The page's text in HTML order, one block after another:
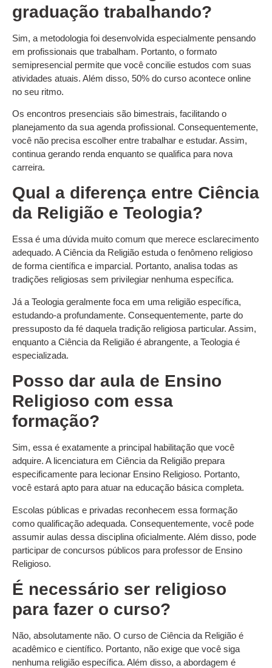
graduação trabalhando?
Sim, a metodologia foi desenvolvida especialmente pensando
em profissionais que trabalham. Portanto, o formato
semipresencial permite que você concilie estudos com suas
atividades atuais. Além disso, 50% do curso acontece online
no seu ritmo.
Os encontros presenciais são bimestrais, facilitando o
planejamento da sua agenda profissional. Consequentemente,
você não precisa escolher entre trabalhar e estudar. Assim,
continua gerando renda enquanto se qualifica para nova
carreira.
Qual a diferença entre Ciência
da Religião e Teologia?
Essa é uma dúvida muito comum que merece esclarecimento
adequado. A Ciência da Religião estuda o fenômeno religioso
de forma científica e imparcial. Portanto, analisa todas as
tradições religiosas sem privilegiar nenhuma específica.
Já a Teologia geralmente foca em uma religião específica,
estudando-a profundamente. Consequentemente, parte do
pressuposto da fé daquela tradição religiosa particular. Assim,
enquanto a Ciência da Religião é abrangente, a Teologia é
especializada.
Posso dar aula de Ensino
Religioso com essa
formação?
Sim, essa é exatamente a principal habilitação que você
adquire. A licenciatura em Ciência da Religião prepara
especificamente para lecionar Ensino Religioso. Portanto,
você estará apto para atuar na educação básica completa.
Escolas públicas e privadas reconhecem essa formação
como qualificação adequada. Consequentemente, você pode
assumir aulas dessa disciplina oficialmente. Além disso, pode
participar de concursos públicos para professor de Ensino
Religioso.
É necessário ser religioso
para fazer o curso?
Não, absolutamente não. O curso de Ciência da Religião é
acadêmico e científico. Portanto, não exige que você siga
nenhuma religião específica. Além disso, a abordagem é